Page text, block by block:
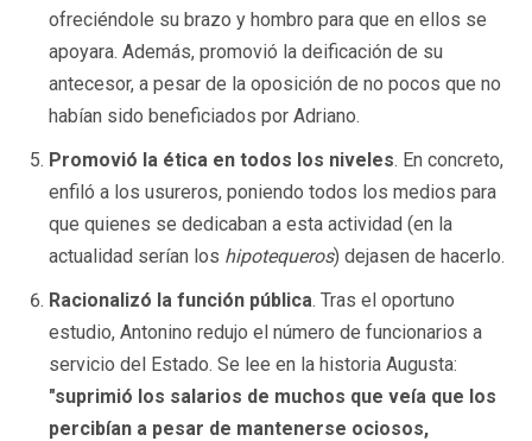
ofreciéndole su brazo y hombro para que en ellos se
apoyara. Además, promovió la deificación de su
antecesor, a pesar de la oposición de no pocos que no
habían sido beneficiados por Adriano.
Promovió la ética en todos los niveles. En concreto,
enfiló a los usureros, poniendo todos los medios para
que quienes se dedicaban a esta actividad (en la
actualidad serían los hipotequeros) dejasen de hacerlo.
Racionalizó la función pública. Tras el oportuno
estudio, Antonino redujo el número de funcionarios a
servicio del Estado. Se lee en la historia Augusta:
"suprimió los salarios de muchos que veía que los
percibían a pesar de mantenerse ociosos,